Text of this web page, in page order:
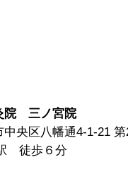
院 三ノ宮院
中央区八幡通4-1-21
徒歩６分